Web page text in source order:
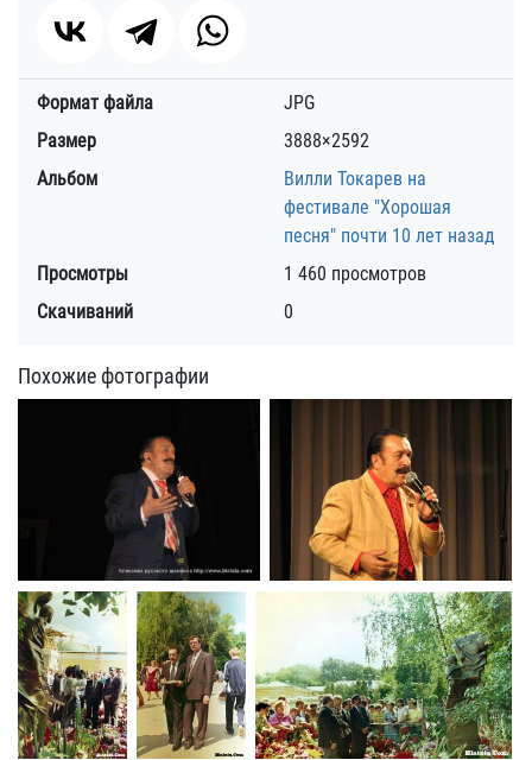
Формат файла
JPG
Размер
3888×2592
Альбом
Вилли Токарев на
фестивале "Хорошая
песня" почти 10 лет назад
Просмотры
1 460 просмотров
Скачиваний
0
Похожие фотографии